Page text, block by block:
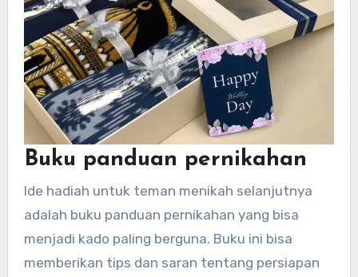
Buku panduan pernikahan
Ide hadiah untuk teman menikah selanjutnya
adalah buku panduan pernikahan yang bisa
menjadi kado paling berguna. Buku ini bisa
memberikan tips dan saran tentang persiapan